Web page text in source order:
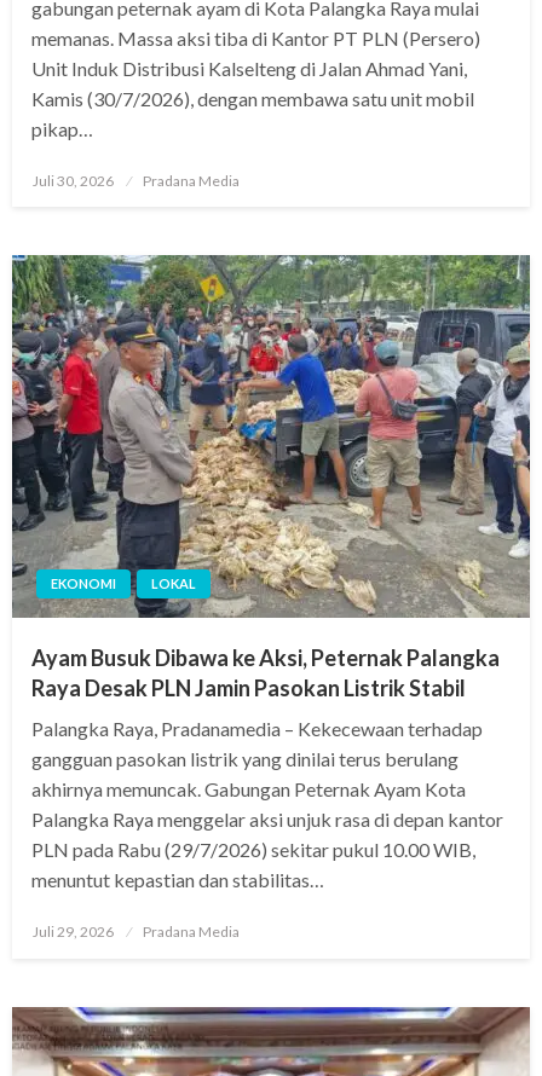
gabungan peternak ayam di Kota Palangka Raya mulai
memanas. Massa aksi tiba di Kantor PT PLN (Persero)
Unit Induk Distribusi Kalselteng di Jalan Ahmad Yani,
Kamis (30/7/2026), dengan membawa satu unit mobil
pikap…
Juli 30, 2026 Pradana Media
EKONOMI LOKAL
Ayam Busuk Dibawa ke Aksi, Peternak Palangka
Raya Desak PLN Jamin Pasokan Listrik Stabil
Palangka Raya, Pradanamedia – Kekecewaan terhadap
gangguan pasokan listrik yang dinilai terus berulang
akhirnya memuncak. Gabungan Peternak Ayam Kota
Palangka Raya menggelar aksi unjuk rasa di depan kantor
PLN pada Rabu (29/7/2026) sekitar pukul 10.00 WIB,
menuntut kepastian dan stabilitas…
Juli 29, 2026 Pradana Media